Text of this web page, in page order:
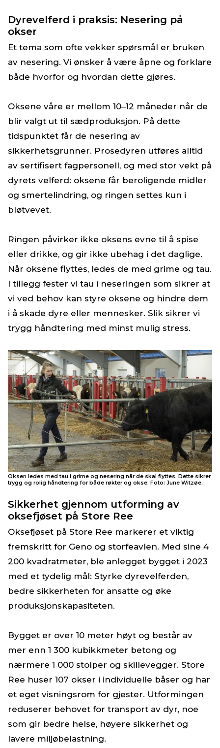
Dyrevelferd i praksis: Nesering på
okser
Et tema som ofte vekker spørsmål er bruken
av nesering. Vi ønsker å være åpne og forklare
både hvorfor og hvordan dette gjøres.
Oksene våre er mellom 10–12 måneder når de
blir valgt ut til sædproduksjon. På dette
tidspunktet får de nesering av
sikkerhetsgrunner. Prosedyren utføres alltid
av sertifisert fagpersonell, og med stor vekt på
dyrets velferd: oksene får beroligende midler
og smertelindring, og ringen settes kun i
bløtvevet.
Ringen påvirker ikke oksens evne til å spise
eller drikke, og gir ikke ubehag i det daglige.
Når oksene flyttes, ledes de med grime og tau.
I tillegg fester vi tau i neseringen som sikrer at
vi ved behov kan styre oksene og hindre dem
i å skade dyre eller mennesker. Slik sikrer vi
trygg håndtering med minst mulig stress.
Oksen ledes med tau i grime og nesering når de skal flyttes. Dette sikrer
trygg og rolig håndtering for både røkter og okse. Foto: June Witzøe.
Sikkerhet gjennom utforming av
oksefjøset på Store Ree
Oksefjøset på Store Ree markerer et viktig
fremskritt for Geno og storfeavlen. Med sine 4
200 kvadratmeter, ble anlegget bygget i 2023
med et tydelig mål: Styrke dyrevelferden,
bedre sikkerheten for ansatte og øke
produksjonskapasiteten.
Bygget er over 10 meter høyt og består av
mer enn 1 300 kubikkmeter betong og
nærmere 1 000 stolper og skillevegger. Store
Ree huser 107 okser i individuelle båser og har
et eget visningsrom for gjester. Utformingen
reduserer behovet for transport av dyr, noe
som gir bedre helse, høyere sikkerhet og
lavere miljøbelastning.